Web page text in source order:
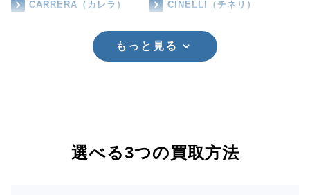
CARRERA（カレラ） CINELLI（チネリ）
もっと見る
選べる3つの買取方法